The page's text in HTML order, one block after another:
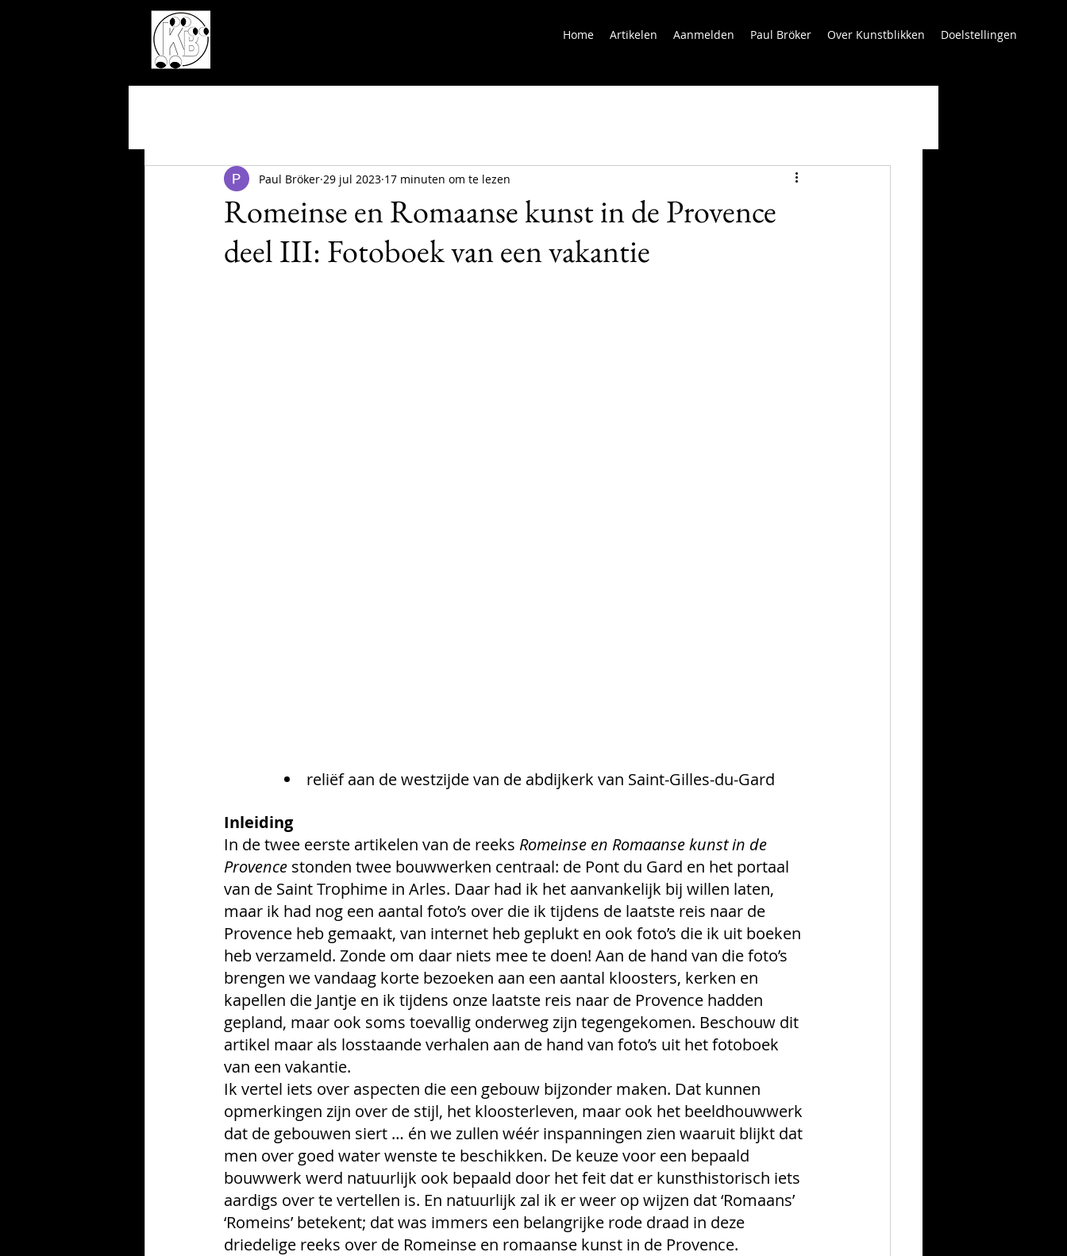
Home Artikelen Aanmelden Paul Bröker Over Kunstblikken Doelstellingen
Romeinse en Romaanse kunst in de Provence
deel III: Fotoboek van een vakantie
Paul Bröker 29 jul 2023 17 minuten om te lezen
reliëf aan de westzijde van de abdijkerk van Saint-Gilles-du-Gard
Inleiding
In de twee eerste artikelen van de reeks Romeinse en Romaanse kunst in de
Provence stonden twee bouwwerken centraal: de Pont du Gard en het portaal
van de Saint Trophime in Arles. Daar had ik het aanvankelijk bij willen laten,
maar ik had nog een aantal foto’s over die ik tijdens de laatste reis naar de
Provence heb gemaakt, van internet heb geplukt en ook foto’s die ik uit boeken
heb verzameld. Zonde om daar niets mee te doen! Aan de hand van die foto’s
brengen we vandaag korte bezoeken aan een aantal kloosters, kerken en
kapellen die Jantje en ik tijdens onze laatste reis naar de Provence hadden
gepland, maar ook soms toevallig onderweg zijn tegengekomen. Beschouw dit
artikel maar als losstaande verhalen aan de hand van foto’s uit het fotoboek
van een vakantie.
Ik vertel iets over aspecten die een gebouw bijzonder maken. Dat kunnen
opmerkingen zijn over de stijl, het kloosterleven, maar ook het beeldhouwwerk
dat de gebouwen siert … én we zullen wéér inspanningen zien waaruit blijkt dat
men over goed water wenste te beschikken. De keuze voor een bepaald
bouwwerk werd natuurlijk ook bepaald door het feit dat er kunsthistorisch iets
aardigs over te vertellen is. En natuurlijk zal ik er weer op wijzen dat ‘Romaans’
‘Romeins’ betekent; dat was immers een belangrijke rode draad in deze
driedelige reeks over de Romeinse en romaanse kunst in de Provence.